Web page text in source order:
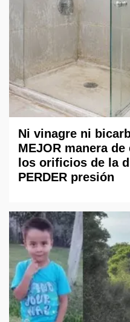
Ni vinagre ni
MEJOR manera
los orificios de la
PERDER presión